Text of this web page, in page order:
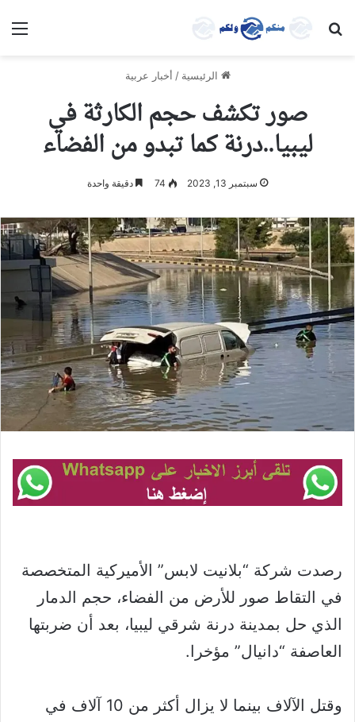
بحث عن
الرئيسية / أخبار عربية
صور تكشف حجم الكارثة في
ليبيا..درنة كما تبدو من الفضاء
سبتمبر 13, 2023 74 دقيقة واحدة
رصدت شركة “بلانيت لابس” الأميركية المتخصصة
في التقاط صور للأرض من الفضاء، حجم الدمار
الذي حل بمدينة درنة شرقي ليبيا، بعد أن ضربتها
العاصفة “دانيال” مؤخرا.
وقتل الآلاف بينما لا يزال أكثر من 10 آلاف في